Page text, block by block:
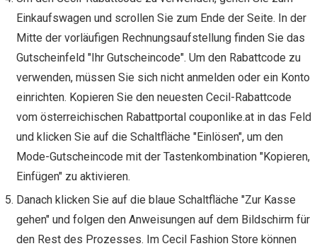
Einkaufswagen und scrollen Sie zum Ende der Seite. In der
Mitte der vorläufigen Rechnungsaufstellung finden Sie das
Gutscheinfeld "Ihr Gutscheincode". Um den Rabattcode zu
verwenden, müssen Sie sich nicht anmelden oder ein Konto
einrichten. Kopieren Sie den neuesten Cecil-Rabattcode
vom österreichischen Rabattportal couponlike.at in das Feld
und klicken Sie auf die Schaltfläche "Einlösen", um den
Mode-Gutscheincode mit der Tastenkombination "Kopieren,
Einfügen" zu aktivieren.
Danach klicken Sie auf die blaue Schaltfläche "Zur Kasse
gehen" und folgen den Anweisungen auf dem Bildschirm für
den Rest des Prozesses. Im Cecil Fashion Store können